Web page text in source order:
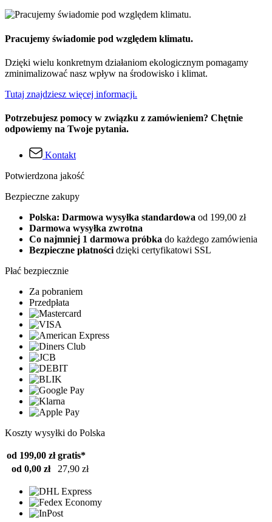
Pracujemy świadomie pod względem klimatu.
Dzięki wielu konkretnym działaniom ekologicznym pomagamy
zminimalizować nasz wpływ na środowisko i klimat.
Tutaj znajdziesz więcej informacji.
Potrzebujesz pomocy w związku z zamówieniem? Chętnie
odpowiemy na Twoje pytania.
Kontakt
Potwierdzona jakość
Bezpieczne zakupy
Polska: Darmowa wysyłka standardowa od 199,00 zł
Darmowa wysyłka zwrotna
Co najmniej 1 darmowa próbka do każdego zamówienia
Bezpieczne płatnościdzięki certyfikatowi SSL
Płać bezpiecznie
Za pobraniem
Przedpłata
Koszty wysyłki do Polska
od 199,00 zł gratis*
od 0,00 zł
27,90 zł